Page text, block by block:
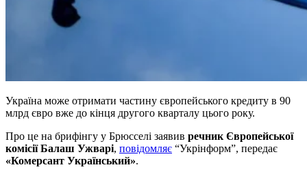
Україна може отримати частину європейського кредиту в 90
млрд євро вже до кінця другого кварталу цього року.
Про це на брифінгу у Брюсселі заявив речник Європейської
комісії Балаш Ужварі, повідомляє “Укрінформ”, передає
«Комерсант Український».